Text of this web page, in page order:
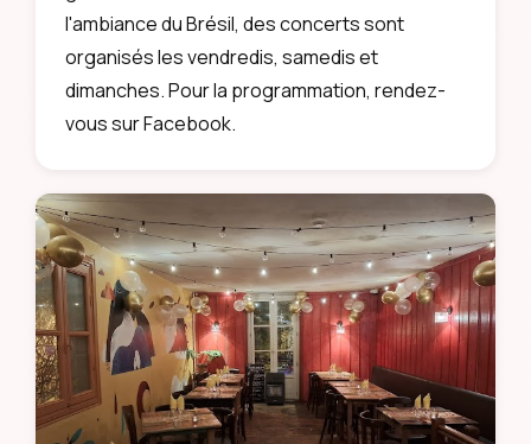
l'ambiance du Brésil, des concerts sont
organisés les vendredis, samedis et
dimanches. Pour la programmation, rendez-
vous sur Facebook.